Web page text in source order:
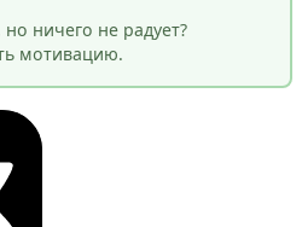
ничего не радует?
мотивацию.